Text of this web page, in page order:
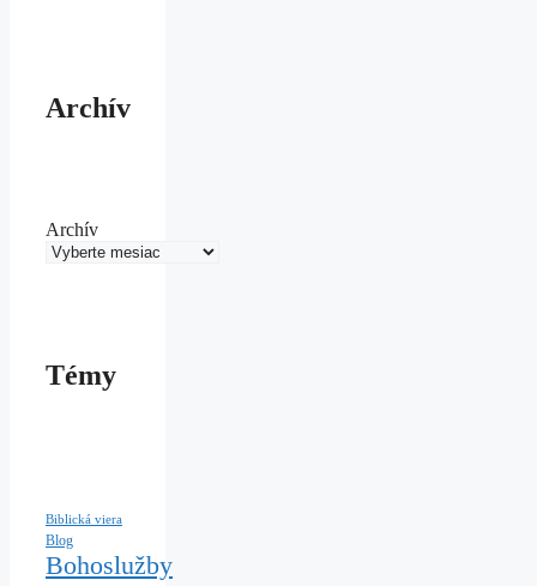
Archív
Archív
Témy
Biblická viera
Blog
Bohoslužby